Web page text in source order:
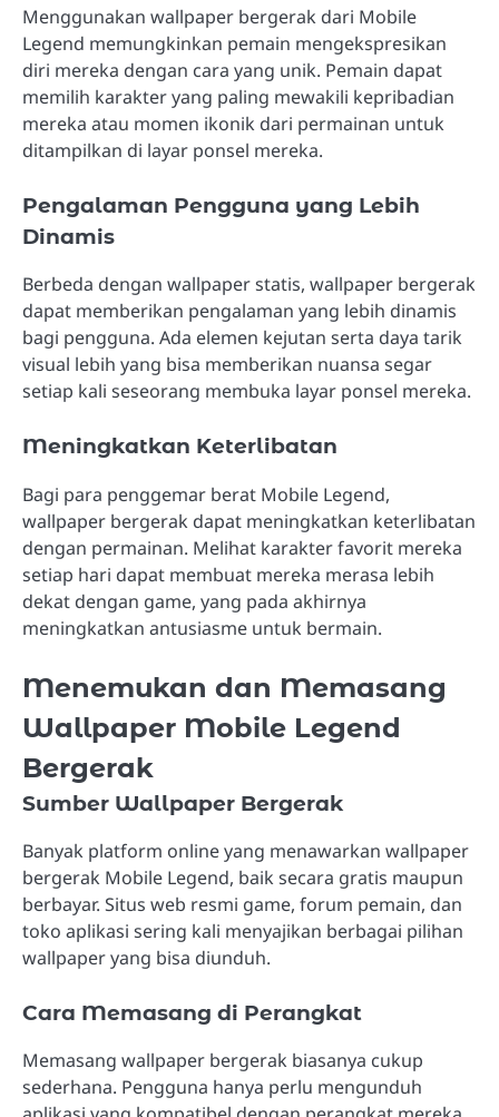
Menggunakan wallpaper bergerak dari Mobile
Legend memungkinkan pemain mengekspresikan
diri mereka dengan cara yang unik. Pemain dapat
memilih karakter yang paling mewakili kepribadian
mereka atau momen ikonik dari permainan untuk
ditampilkan di layar ponsel mereka.
Pengalaman Pengguna yang Lebih
Dinamis
Berbeda dengan wallpaper statis, wallpaper bergerak
dapat memberikan pengalaman yang lebih dinamis
bagi pengguna. Ada elemen kejutan serta daya tarik
visual lebih yang bisa memberikan nuansa segar
setiap kali seseorang membuka layar ponsel mereka.
Meningkatkan Keterlibatan
Bagi para penggemar berat Mobile Legend,
wallpaper bergerak dapat meningkatkan keterlibatan
dengan permainan. Melihat karakter favorit mereka
setiap hari dapat membuat mereka merasa lebih
dekat dengan game, yang pada akhirnya
meningkatkan antusiasme untuk bermain.
Menemukan dan Memasang
Wallpaper Mobile Legend
Bergerak
Sumber Wallpaper Bergerak
Banyak platform online yang menawarkan wallpaper
bergerak Mobile Legend, baik secara gratis maupun
berbayar. Situs web resmi game, forum pemain, dan
toko aplikasi sering kali menyajikan berbagai pilihan
wallpaper yang bisa diunduh.
Cara Memasang di Perangkat
Memasang wallpaper bergerak biasanya cukup
sederhana. Pengguna hanya perlu mengunduh